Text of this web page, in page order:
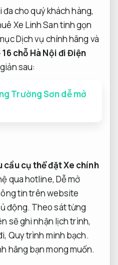
cho quý khách hàng,
Xe Linh San tinh gọn
Dịch vụ chính hãng và
chỗ Hà Nội đi Điện
sau:
Trường Sơn dễ mở
cầu cụ thể đặt Xe chính
qua hotline, Dễ mở
tin trên website
động. Theo sát từng
sẽ ghi nhận lịch trình,
Quy trình minh bạch.
hãng bạn mong muốn.